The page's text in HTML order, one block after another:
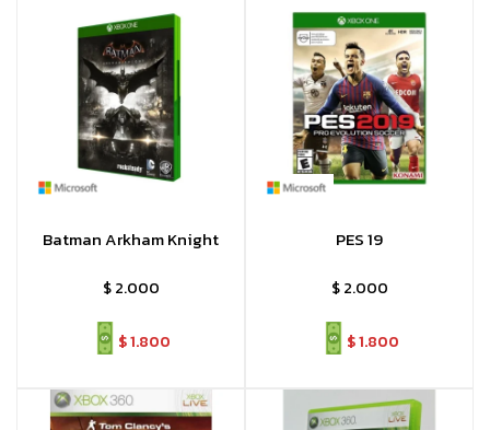
Batman Arkham Knight
$ 2.000
$1.800
PES 19
$ 2.000
$1.800